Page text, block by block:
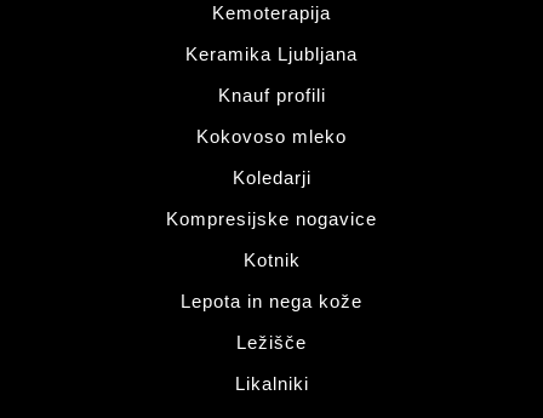
Kemoterapija
Keramika Ljubljana
Knauf profili
Kokovoso mleko
Koledarji
Kompresijske nogavice
Kotnik
Lepota in nega kože
Ležišče
Likalniki